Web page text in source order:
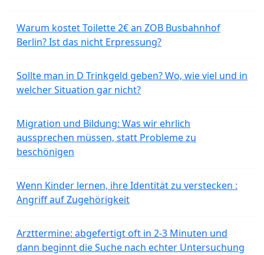
Warum kostet Toilette 2€ an ZOB Busbahnhof
Berlin? Ist das nicht Erpressung?
Sollte man in D Trinkgeld geben? Wo, wie viel und in
welcher Situation gar nicht?
Migration und Bildung: Was wir ehrlich
aussprechen müssen, statt Probleme zu
beschönigen
Wenn Kinder lernen, ihre Identität zu verstecken :
Angriff auf Zugehörigkeit
Arzttermine: abgefertigt oft in 2-3 Minuten und
dann beginnt die Suche nach echter Untersuchung